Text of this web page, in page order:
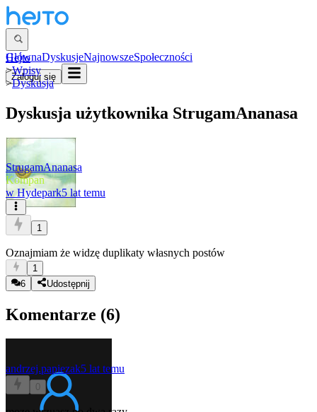
GłównaDyskusjeNajnowszeSpołeczności
Zaloguj się
Hejto
>Wpisy
>Dyskusja
Dyskusja użytkownika StrugamAnanasa
StrugamAnanasa
Kompan
w Hydepark5 lat temu
1
Oznajmiam że widzę duplikaty własnych postów
1
6
Udostępnij
Komentarze (6)
andrzej.papiezak5 lat temu
0